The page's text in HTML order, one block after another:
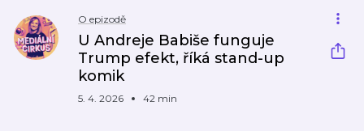
O epizodě
U Andreje Babiše funguje
Trump efekt, říká stand-up
komik
5. 4. 2026 42 min